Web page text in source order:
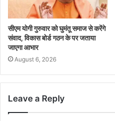
सीएम योगी गुरुवार को घुमंतू समाज से करेंगे
संवाद, विकास बोर्ड गठन के पर जताया
जाएगा आभार
August 6, 2026
Leave a Reply